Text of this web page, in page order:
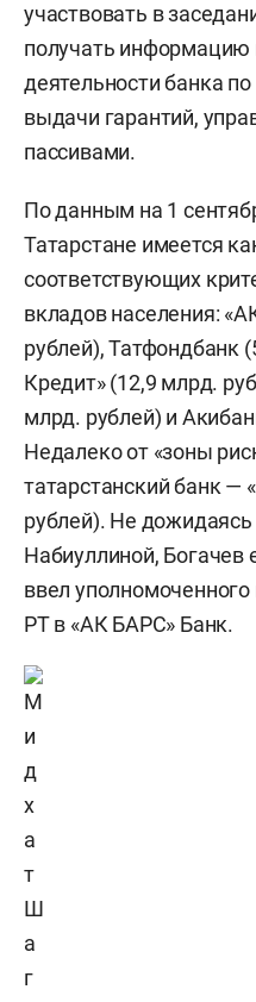
участвовать в
получать информацию
деятельности банка
выдачи гарантий,
пассивами.
По данным на 1
Татарстане имеется
соответствующих
вкладов населения:
рублей), Татфондбанк
Кредит» (12,9 млрд.
млрд. рублей) и
Недалеко от «зоны
татарстанский банк —
рублей). Не дожидаясь
Набиуллиной, Богачев
ввел
РТ в «АК БАРС» Банк.